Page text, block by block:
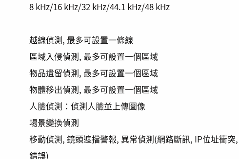
8 kHz/16 kHz/32 kHz/44.1 kHz/48 kHz
越線偵測, 最多可設置一條線
區域入侵偵測, 最多可設置一個區域
物品遺留偵測, 最多可設置一個區域
物體移出偵測, 最多可設置一個區域
人臉偵測：偵測人臉並上傳圖像
場景變換偵測
移動偵測, 鏡頭遮擋警報, 異常偵測(網路斷訊, IP位址衝
錯誤)